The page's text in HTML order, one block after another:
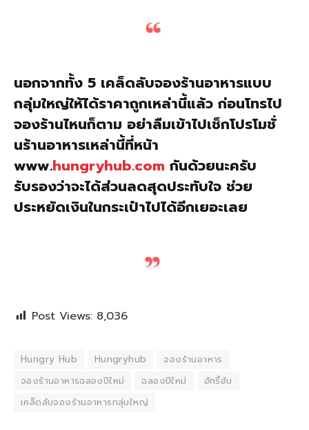
นอกจากทั้ง 5 เคล็ดลับจองร้านอาหารแบบ
กลุ่มใหญ่ให้ได้ราคาถูกเหล่านี้แล้ว ก่อนโทรไป
จองร้านไหนก็ตาม อย่าลืมเข้าไปเช็กโปรโมชั่
นร้านอาหารเหล่านี้ที่หน้า
www.hungryhub.com กันด้วยนะครับ
รับรองว่าจะได้ส่วนลดสุดประทับใจ ช่วย
ประหยัดเงินในกระเป๋าไปได้อีกเยอะเลย
Post Views: 8,036
Hungry Hub Hungryhub
จองร้านอาหาร
จองร้านอาหารฉลองปีใหม่
ฉลองปีใหม่
ฮักรี้ฮับ
เคล็ดลับจองร้านอาหารกลุ่มใหญ่